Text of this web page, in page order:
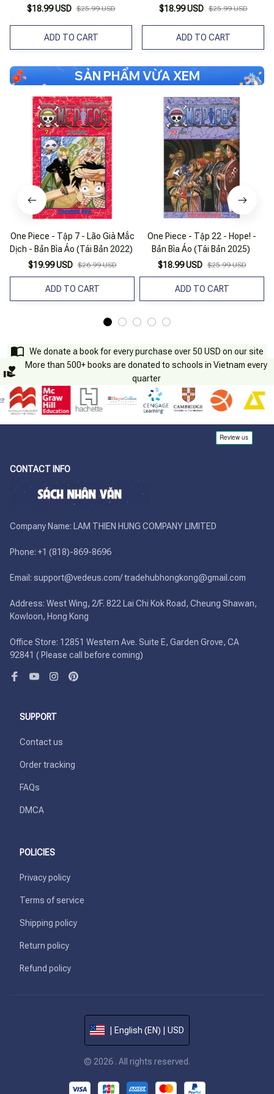
(Tái Bản 2025)
$18.99 USD $25.99 USD
ADD TO CART
$18.99 USD $25.99 USD
ADD TO CART
SẢN PHẨM VỪA XEM
One Piece - Tập 7 - Lão Già Mắc
Dịch - Bản Bìa Áo (Tái Bản 2022)
$19.99 USD $26.99 USD
ADD TO CART
One Piece - Tập 22 - Hope! -
Bản Bìa Áo (Tái Bản 2025)
$18.99 USD $25.99 USD
ADD TO CART
We donate a book for every purchase over 50 USD on our site
More than 500+ books are donated to schools in Vietnam every
quarter
CONTACT INFO
Company Name: LAM THIEN HUNG COMPANY LIMITED
Phone: +1 (818)-869-8696
Email: support@vedeus.com/ tradehubhongkong@gmail.com
Address: West Wing, 2/F. 822 Lai Chi Kok Road, Cheung Shawan,
Kowloon, Hong Kong
Office Store: 12851 Western Ave. Suite E, Garden Grove, CA
92841 ( Please call before coming)
SUPPORT
Contact us
Order tracking
FAQs
DMCA
POLICIES
Privacy policy
Terms of service
Shipping policy
Return policy
Refund policy
| English (EN) | USD
© 2026 . All rights reserved.